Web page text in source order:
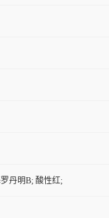
丹明B; 酸性红;